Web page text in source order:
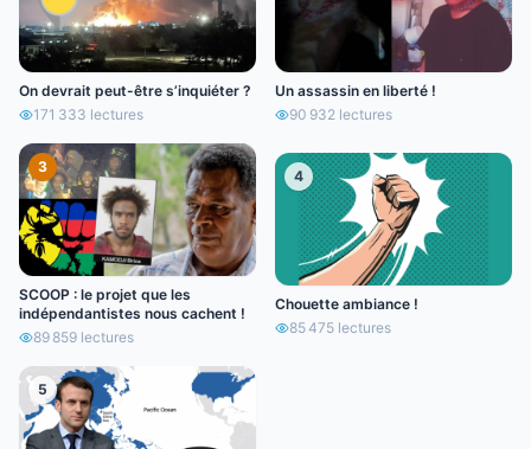
On devrait peut-être s’inquiéter ?
171 333 lectures
Un assassin en liberté !
90 932 lectures
3
SCOOP : le projet que les
indépendantistes nous cachent !
89 859 lectures
4
Chouette ambiance !
85 475 lectures
5